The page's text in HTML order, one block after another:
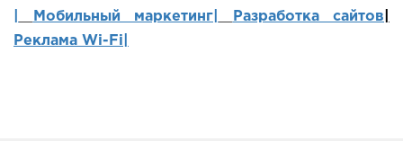
Мобильный маркетинг Разработка сайтов
Реклама Wi-Fi|